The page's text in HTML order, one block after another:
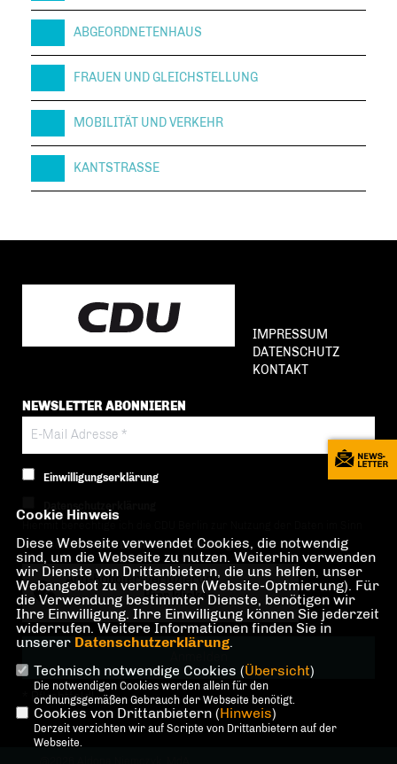
ABGEORDNETENHAUS
FRAUEN UND GLEICHSTELLUNG
MOBILITÄT UND VERKEHR
KANTSTRASSE
IMPRESSUM
DATENSCHUTZ
KONTAKT
NEWSLETTER ABONNIEREN
Einwilligungserklärung
der nachfolgenden Datenschutzerklärung.*
Anti-Roboter-Verifizierung
Hier klicken
Friendly Captcha ⇗
* Pflichtfeld!
Cookie Hinweis
Diese Webseite verwendet Cookies, die notwendig
sind, um die Webseite zu nutzen. Weiterhin verwenden
wir Dienste von Drittanbietern, die uns helfen, unser
Webangebot zu verbessern (Website-Optmierung). Für
die Verwendung bestimmter Dienste, benötigen wir
Ihre Einwilligung. Ihre Einwilligung können Sie jederzeit
widerrufen. Weitere Informationen finden Sie in
unserer Datenschutzerklärung.
Technisch notwendige Cookies (Übersicht)
Die notwendigen Cookies werden allein für den
ordnungsgemäßen Gebrauch der Webseite benötigt.
Cookies von Drittanbietern (Hinweis)
Derzeit verzichten wir auf Scripte von Drittanbietern auf der
Webseite.